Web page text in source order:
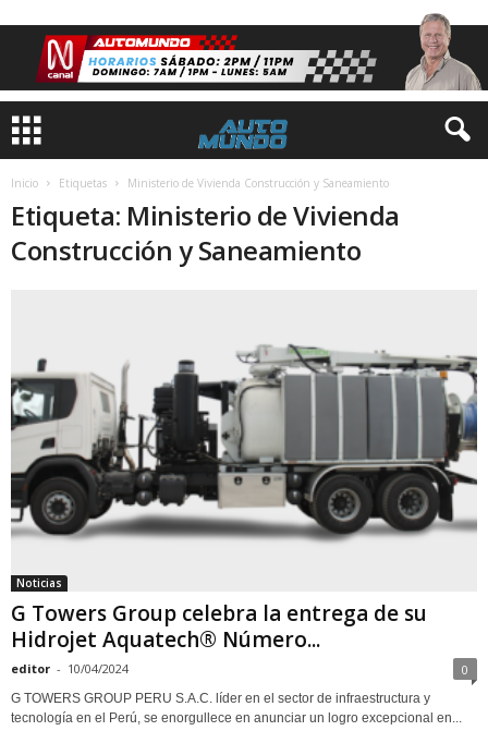
Inicio Etiquetas Ministerio de Vivienda Construcción y Saneamiento
Etiqueta: Ministerio de Vivienda
Construcción y Saneamiento
Noticias
G Towers Group celebra la entrega de su
Hidrojet Aquatech® Número...
editor - 10/04/2024 0
G TOWERS GROUP PERU S.A.C. líder en el sector de infraestructura y
tecnología en el Perú, se enorgullece en anunciar un logro excepcional en...